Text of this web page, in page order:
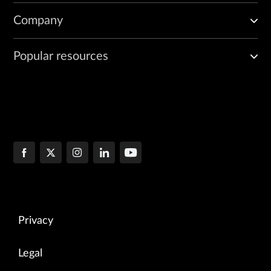
Company
Popular resources
Privacy
Legal